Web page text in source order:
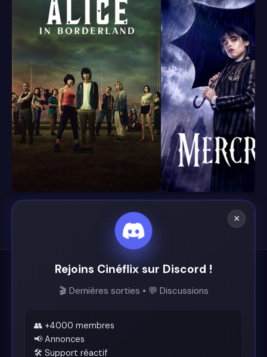
8.4
Cinéflix
Support
×
Rejoins Cinéflix sur Discord !
🎬 Dernières sorties • 💬 Discussions
👥 +4000 membres
📢 Annonces
🛠️ Support réactif